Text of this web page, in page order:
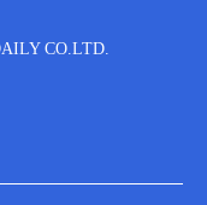
CO.LTD.